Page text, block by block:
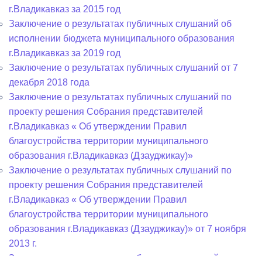
г.Владикавказ за 2015 год
Заключение о результатах публичных слушаний об
исполнении бюджета муниципального образования
г.Владикавказ за 2019 год
Заключение о результатах публичных слушаний от 7
декабря 2018 года
Заключение о результатах публичных слушаний по
проекту решения Собрания представителей
г.Владикавказ « Об утверждении Правил
благоустройства территории муниципального
образования г.Владикавказ (Дзауджикау)»
Заключение о результатах публичных слушаний по
проекту решения Собрания представителей
г.Владикавказ « Об утверждении Правил
благоустройства территории муниципального
образования г.Владикавказ (Дзауджикау)» от 7 ноября
2013 г.